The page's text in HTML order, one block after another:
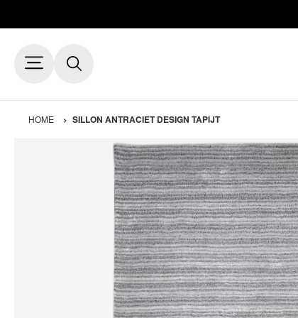
HOME SILLON ANTRACIET DESIGN TAPIJT